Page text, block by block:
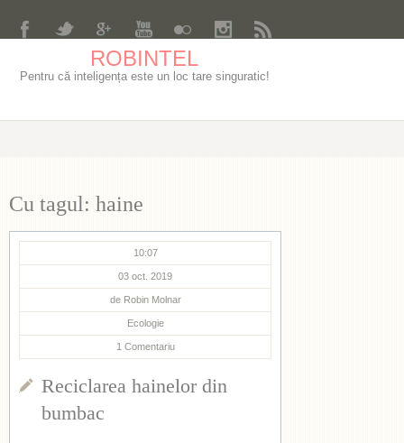
ROBINTEL
Pentru că inteligența este un loc tare singuratic!
Cu tagul: haine
10:07
03 oct. 2019
de Robin Molnar
Ecologie
1 Comentariu
Reciclarea hainelor din
bumbac